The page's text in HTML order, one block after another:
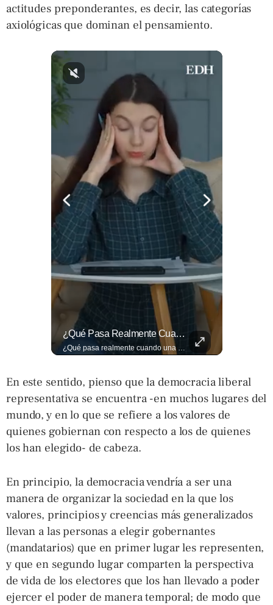
actitudes preponderantes, es decir, las categorías
axiológicas que dominan el pensamiento.
¿Qué Pasa Realmente Cuando Una Persona Tiene Deudas?
En este sentido, pienso que la democracia liberal
representativa se encuentra -en muchos lugares del
mundo, y en lo que se refiere a los valores de
quienes gobiernan con respecto a los de quienes
los han elegido- de cabeza.
En principio, la democracia vendría a ser una
manera de organizar la sociedad en la que los
valores, principios y creencias más generalizados
llevan a las personas a elegir gobernantes
(mandatarios) que en primer lugar les representen,
y que en segundo lugar comparten la perspectiva
de vida de los electores que los han llevado a poder
ejercer el poder de manera temporal; de modo que